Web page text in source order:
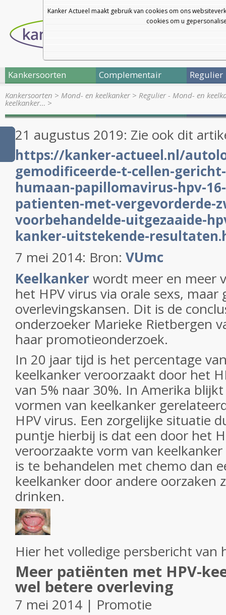
Kanker Actueel maakt gebruik van cookies om ons
cookies om u
Kankersoorten Complementair Regulier
Kankersoorten > Mond- en keelkanker> Regulier - Mond- en
keelkanker… >
21 augustus 2019: Zie ook dit
https://kanker-actueel.nl/
gemodificeerde-t-cellen-
humaan-papillomavirus-hpv-
patienten-met-vergevorderde-
voorbehandelde-uitgezaaide-
kanker-uitstekende-
7 mei 2014: Bron: VUmc
Keelkankerwordt meer en meer
het HPV virus via orale sexs,
overlevingskansen. Dit is de
onderzoeker Marieke Rietbergen
haar promotieonderzoek.
In 20 jaar tijd is het percentage
keelkanker veroorzaakt door het
van 5% naar 30%. In Amerika
vormen van keelkanker
HPV virus. Een zorgelijke situatie
puntje hierbij is dat een door het
veroorzaakte vorm van
is te behandelen met chemo dan
keelkanker door andere oorzaken
drinken.
Hier het volledige persbericht van
Meer patiënten met HPV-
wel betere overleving
7 mei 2014 | Promotie